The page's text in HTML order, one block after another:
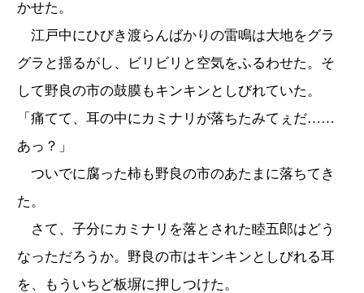
かせた。
江戸中にひびき渡らんばかりの雷鳴は大地をグラ
グラと揺るがし、ビリビリと空気をふるわせた。そ
して野良の市の鼓膜もキンキンとしびれていた。
「痛てて、耳の中にカミナリが落ちたみてぇだ……
あっ？」
ついでに腐った柿も野良の市のあたまに落ちてき
た。
さて、子分にカミナリを落とされた睦五郎はどう
なっただろうか。野良の市はキンキンとしびれる耳
を、もういちど板塀に押しつけた。